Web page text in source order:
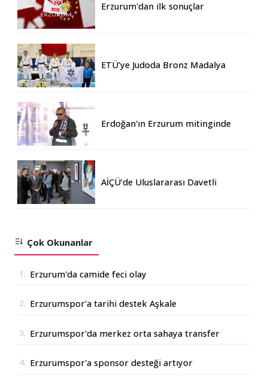
Erzurum'dan ilk sonuçlar
ETÜ’ye Judoda Bronz Madalya
Erdoğan'ın Erzurum mitinginde
AİÇÜ’de Uluslararası Davetli
Çok Okunanlar
1. Erzurum'da camide feci olay
2. Erzurumspor'a tarihi destek Aşkale
3. Erzurumspor'da merkez orta sahaya transfer
4. Erzurumspor'a sponsor desteği artıyor